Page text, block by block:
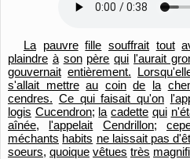
La pauvre fille souffrait tout
plaindre à son père qui l'aurait
gouvernait entièrement. Lorsqu'
s'allait mettre au coin de la
cendres. Ce qui faisait qu'on l'
logis Cucendron; la cadette qui
aînée,
l'appelait Cendrillon;
méchants habits ne laissait pas d'
soeurs, quoique vêtues très